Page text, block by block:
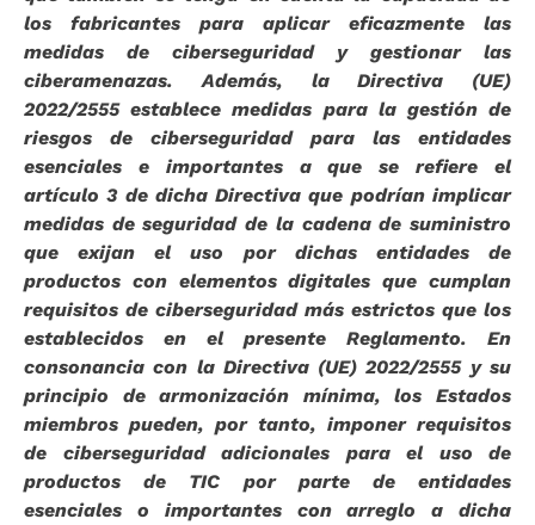
los fabricantes para aplicar eficazmente las
medidas de ciberseguridad y gestionar las
ciberamenazas. Además, la Directiva (UE)
2022/2555 establece medidas para la gestión de
riesgos de ciberseguridad para las entidades
esenciales e importantes a que se refiere el
artículo 3 de dicha Directiva que podrían implicar
medidas de seguridad de la cadena de suministro
que exijan el uso por dichas entidades de
productos con elementos digitales que cumplan
requisitos de ciberseguridad más estrictos que los
establecidos en el presente Reglamento. En
consonancia con la Directiva (UE) 2022/2555 y su
principio de armonización mínima, los Estados
miembros pueden, por tanto, imponer requisitos
de ciberseguridad adicionales para el uso de
productos de TIC por parte de entidades
esenciales o importantes con arreglo a dicha